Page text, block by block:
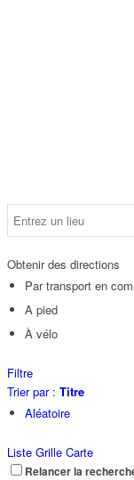
Obtenir des directions
Par transport en
A pied
À vélo
Filtre
Trier par : Titre
Aléatoire
Liste Grille Carte
Relancer la